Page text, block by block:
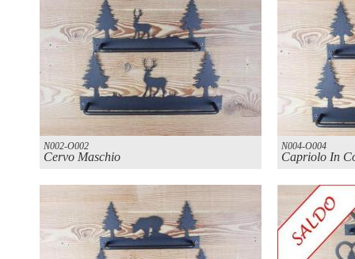
N002-O002
Cervo Maschio
N004-O004
Capriolo In